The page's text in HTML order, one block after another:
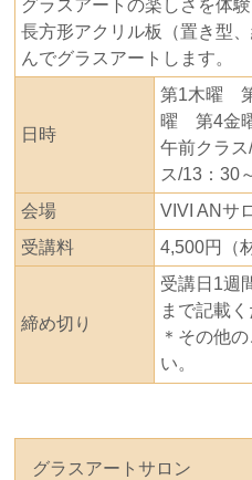
グラスアートの楽しさを体
長方形アクリル板（置き型
んでグラスアートします。
日時
第1木曜
曜 第4金
午前クラ
ス/13：30
会場
VIVI ANサ
受講料
4,500円（
締め切り
受講日1週
まで記載く
＊その他
い。
グラスアートサロン